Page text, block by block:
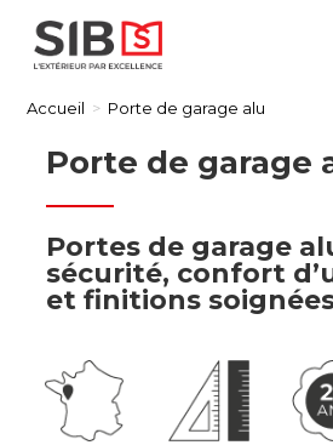
Accueil > Porte de garage alu
Porte de garage
Portes de garage
sécurité, confort
et finitions